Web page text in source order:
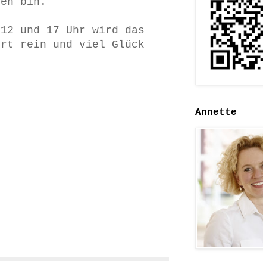
und 17 Uhr wird das
rein und viel Glück
Annette